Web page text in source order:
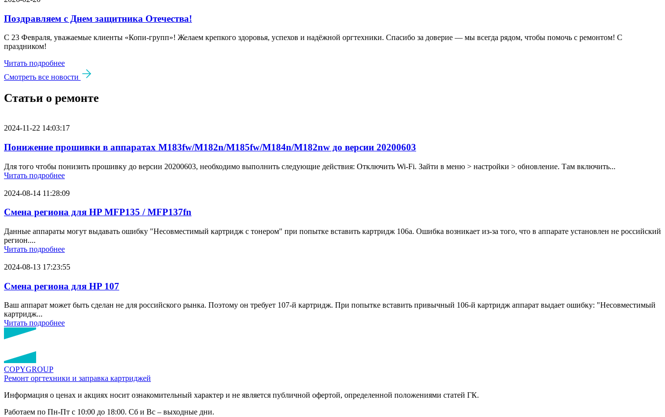
Поздравляем с Днем защитника Отечества!
С 23 Февраля, уважаемые клиенты «Копи‑групп»! Желаем крепкого здоровья, успехов и надёжной оргтехники. Спасибо за доверие — мы всегда рядом, чтобы помочь с ремонтом! С
праздником!
Читать подробнее
Смотреть все новости
Статьи о ремонте
2024-11-22 14:03:17
Понижение прошивки в аппаратах M183fw/M182n/M185fw/M184n/M182nw до версии 20200603
Для того чтобы понизить прошивку до версии 20200603, необходимо выполнить следующие действия: Отключить Wi-Fi. Зайти в меню > настройки > обновление. Там включить...
Читать подробнее
2024-08-14 11:28:09
Смена региона для HP MFP135 / MFP137fn
Данные аппараты могут выдавать ошибку "Несовместимый картридж с тонером" при попытке вставить картридж 106a. Ошибка возникает из-за того, что в аппарате установлен не российский
регион....
Читать подробнее
2024-08-13 17:23:55
Смена региона для HP 107
Ваш аппарат может быть сделан не для российского рынка. Поэтому он требует 107-й картридж. При попытке вставить привычный 106-й картридж аппарат выдает ошибку: "Несовместимый
картридж...
Читать подробнее
COPYGROUP
Ремонт оргтехники и заправка картриджей
Информация о ценах и акциях носит ознакомительный характер и не является публичной офертой, определенной положениями статей ГК.
Работаем по Пн-Пт с 10:00 до 18:00. Сб и Вс – выходные дни.